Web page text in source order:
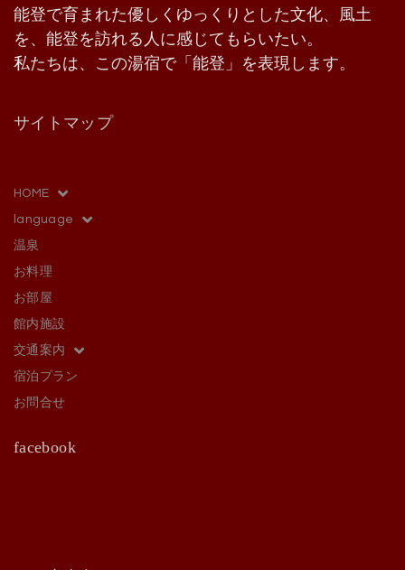
能登で育まれた優しくゆっくりとした文化、風土
を、能登を訪れる人に感じてもらいたい。
私たちは、この湯宿で「能登」を表現します。
サイトマップ
HOME
language
温泉
お料理
お部屋
館内施設
交通案内
宿泊プラン
お問合せ
facebook